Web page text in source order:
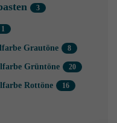
Grautöne
Grüntöne
Rottöne